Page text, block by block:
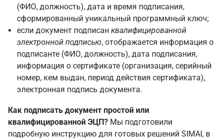
(ФИО, должность), дата и время подписания,
сформированный уникальный программный ключ;
если документ подписан квалифицированной
электронной подписью, отображается информация о
подписанте (ФИО, должность), дата подписания,
информация о сертификате (организация, серийный
номер, кем выдан, период действия сертификата),
электронная подпись документа.
Как подписать документ простой или
квалифицированной ЭЦП? Мы подготовили
подробную инструкцию для готовых решений SIMAI, в